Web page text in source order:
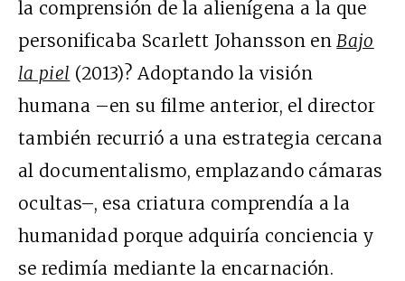
la comprensión de la alienígena a la que
personificaba Scarlett Johansson enBajo
la piel (2013)? Adoptando la visión
humana –en su filme anterior, el director
también recurrió a una estrategia cercana
al documentalismo, emplazando cámaras
ocultas–, esa criatura comprendía a la
humanidad porque adquiría conciencia y
se redimía mediante la encarnación.